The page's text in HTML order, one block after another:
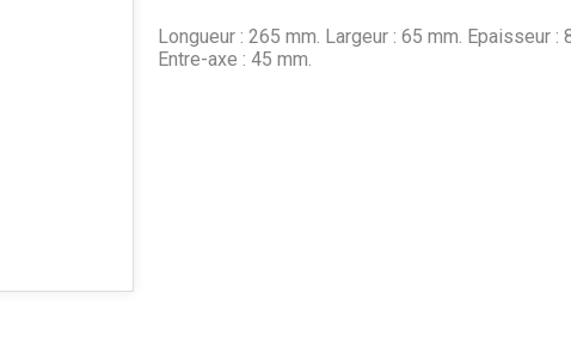
Longueur : 265 mm. Largeur : 65 mm. Epaisseur :
Entre-axe : 45 mm.